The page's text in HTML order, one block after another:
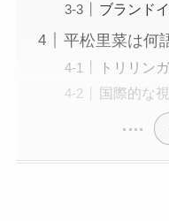
ブランド
平松里菜は何
トリリン
国際的な